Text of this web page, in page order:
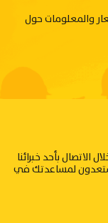
والمعلومات حول
الاتصال بأحد خبرائنا
لمساعدتك في